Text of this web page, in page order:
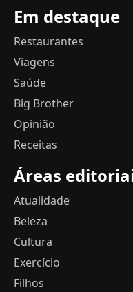
Em destaque
Restaurantes
Viagens
Saúde
Big Brother
Opinião
Receitas
Áreas
Atualidade
Beleza
Cultura
Exercício
Filhos